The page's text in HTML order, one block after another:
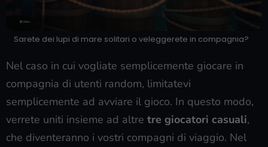
Sarete dei lupi di mare solitari o veleggerete in compagnia?
Nel caso in cui vogliate semplicemente giocare in
compagnia di utenti random, limitatevi
semplicemente ad avviare il gioco. In questo modo,
verrete uniti insieme ad altre tre giocatori casuali,
che diventeranno i vostri compagni di viaggio. Nel